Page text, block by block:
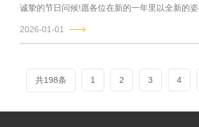
诚挚的节日问候!愿各位在新的一年里以全新的姿
2026-01-01
共198条 1 2 3 4